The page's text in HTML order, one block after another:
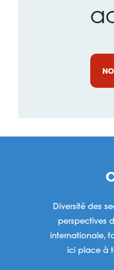
Diversité des
perspectives
internationale,
ici place à